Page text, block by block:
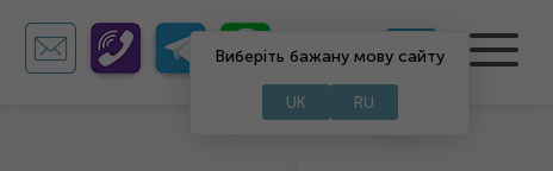
UA
Виберіть бажану мову сайту
UK RU